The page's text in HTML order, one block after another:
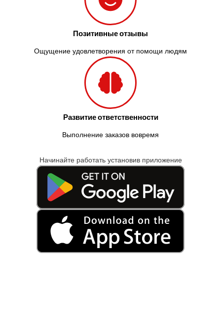
Позитивные отзывы
Ощущение удовлетворения от помощи людям
Развитие ответственности
Выполнение заказов вовремя
Начинайте работать установив приложение